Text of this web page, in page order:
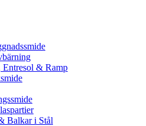
Entresol & Ramp
Balkar i Stål